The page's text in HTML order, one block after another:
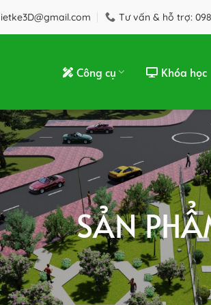
Tư vấn & hỗ trợ:
Công cụ Khóa học
SẢN